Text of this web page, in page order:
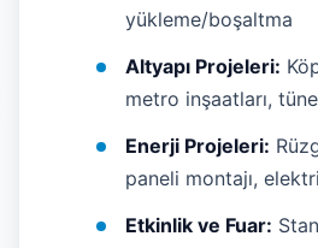
yükleme/boşaltma
Altyapı Projeleri:
metro inşaatları,
Enerji Projeleri:
paneli montajı,
Etkinlik ve Fuar: